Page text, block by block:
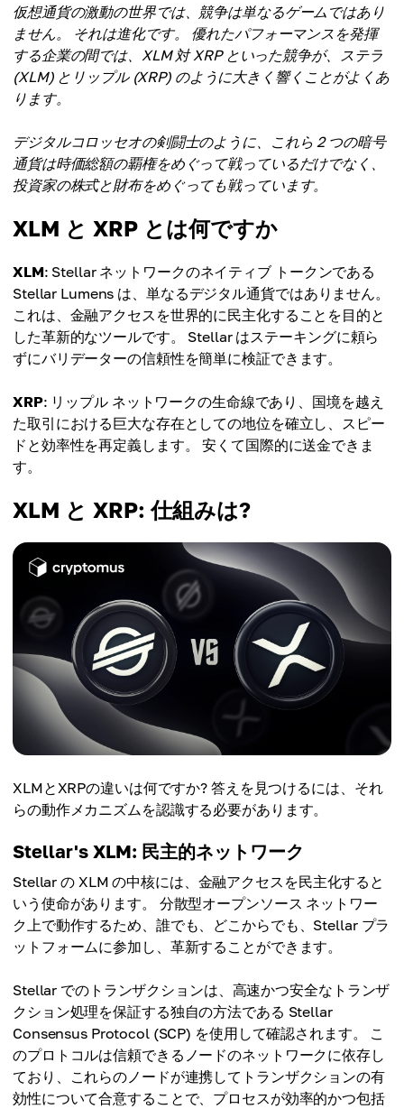
仮想通貨の激動の世界では、競争は単なるゲームではあり
ません。 それは進化です。 優れたパフォーマンスを発揮
する企業の間では、XLM 対 XRP といった競争が、ステラ
(XLM) とリップル (XRP) のように大きく響くことがよくあ
ります。
デジタルコロッセオの剣闘士のように、これら 2 つの暗号
通貨は時価総額の覇権をめぐって戦っているだけでなく、
投資家の株式と財布をめぐっても戦っています。
XLM と XRP とは何ですか
XLM: Stellar ネットワークのネイティブ トークンである
Stellar Lumens は、単なるデジタル通貨ではありません。
これは、金融アクセスを世界的に民主化することを目的と
した革新的なツールです。 Stellar はステーキングに頼ら
ずにバリデーターの信頼性を簡単に検証できます。
XRP: リップル ネットワークの生命線であり、国境を越え
た取引における巨大な存在としての地位を確立し、スピー
ドと効率性を再定義します。 安くて国際的に送金できま
す。
XLM と XRP: 仕組みは?
XLMとXRPの違いは何ですか? 答えを見つけるには、それ
らの動作メカニズムを認識する必要があります。
Stellar's XLM: 民主的ネットワーク
Stellar の XLM の中核には、金融アクセスを民主化すると
いう使命があります。 分散型オープンソース ネットワー
ク上で動作するため、誰でも、どこからでも、Stellar プラ
ットフォームに参加し、革新することができます。
Stellar でのトランザクションは、高速かつ安全なトランザ
クション処理を保証する独自の方法である Stellar
Consensus Protocol (SCP) を使用して確認されます。 こ
のプロトコルは信頼できるノードのネットワークに依存し
ており、これらのノードが連携してトランザクションの有
効性について合意することで、プロセスが効率的かつ包括